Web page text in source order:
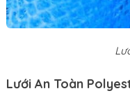
Lưới An Toàn